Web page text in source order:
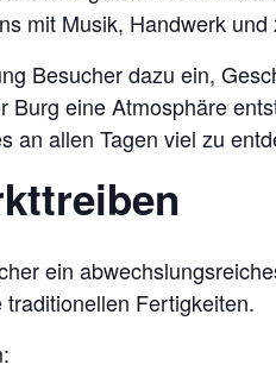
mit Musik, Handwerk
Besucher dazu ein,
Burg eine Atmosphäre
an allen Tagen viel zu
ein
Fertigkeiten.